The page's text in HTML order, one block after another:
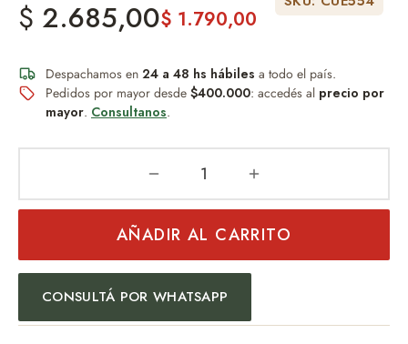
$ 2.685,00$ 1.790,00
Despachamos en 24 a 48 hs hábiles a todo el país.
Pedidos por mayor desde $400.000: accedés al precio por
mayor. Consultanos.
AÑADIR AL CARRITO
CONSULTÁ POR WHATSAPP